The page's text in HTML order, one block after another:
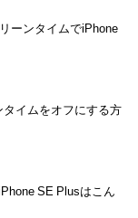
ーンタイムでiPhone
タイムをオフにする方
SE Plusはこん